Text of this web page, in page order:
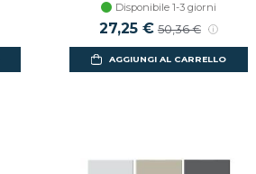
Disponibile 1-3 giorni
27,25 € 50,36 €
AGGIUNGI AL CARRELLO